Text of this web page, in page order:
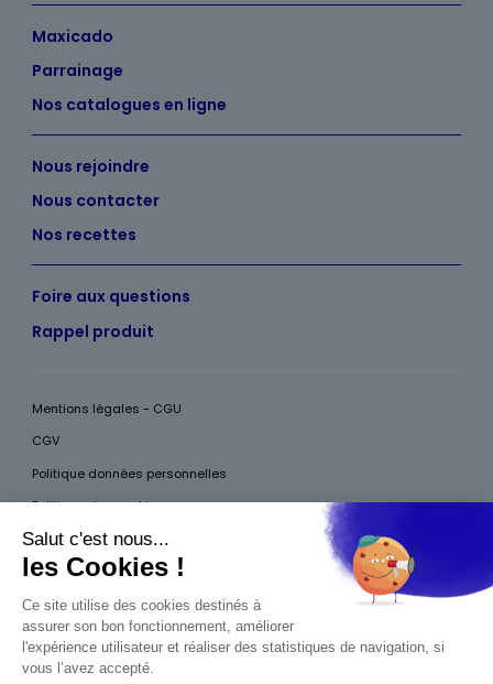
Maxicado
Parrainage
Nos catalogues en ligne
Nous rejoindre
Nous contacter
Nos recettes
Foire aux questions
Rappel produit
Mentions légales - CGU
CGV
Politique données personnelles
Politique des cookies
Accessibilité
Pour votre santé, mangez au moins cinq fruits et légumes par jour, plus
d’infos surwww.mangerbouger.fr